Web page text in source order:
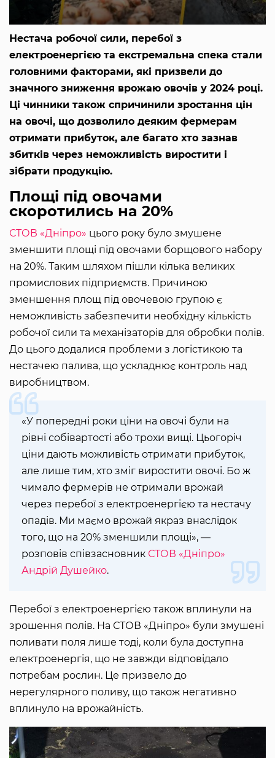
Нестача робочої сили, перебої з
електроенергією та екстремальна спека стали
головними факторами, які призвели до
значного зниження врожаю овочів у 2024 році.
Ці чинники також спричинили зростання цін
на овочі, що дозволило деяким фермерам
отримати прибуток, але багато хто зазнав
збитків через неможливість виростити і
зібрати продукцію.
Площі під овочами
скоротились на 20%
СТОВ «Дніпро» цього року було змушене
зменшити площі під овочами борщового набору
на 20%. Таким шляхом пішли кілька великих
промислових підприємств. Причиною
зменшення площ під овочевою групою є
неможливість забезпечити необхідну кількість
робочої сили та механізаторів для обробки полів.
До цього додалися проблеми з логістикою та
нестачею палива, що ускладнює контроль над
виробництвом.
«У попередні роки ціни на овочі були на
рівні собівартості або трохи вищі. Цьогоріч
ціни дають можливість отримати прибуток,
але лише тим, хто зміг виростити овочі. Бо ж
чимало фермерів не отримали врожай
через перебої з електроенергією та нестачу
опадів. Ми маємо врожай якраз внаслідок
того, що на 20% зменшили площі», —
розповів співзасновник СТОВ «Дніпро»
Андрій Душейко.
Перебої з електроенергією також вплинули на
зрошення полів. На СТОВ «Дніпро» були змушені
поливати поля лише тоді, коли була доступна
електроенергія, що не завжди відповідало
потребам рослин. Це призвело до
нерегулярного поливу, що також негативно
вплинуло на врожайність.